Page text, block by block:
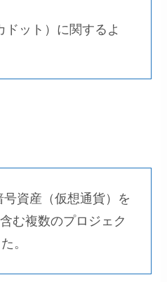
ドット）に関するよ
資産（仮想通貨）を
む複数のプロジェク
。